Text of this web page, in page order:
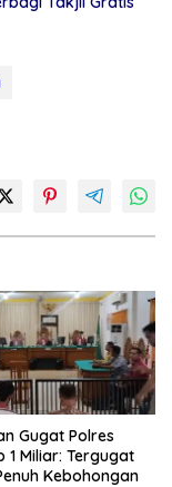
Gugat Polres
Tergugat
Kebohongan